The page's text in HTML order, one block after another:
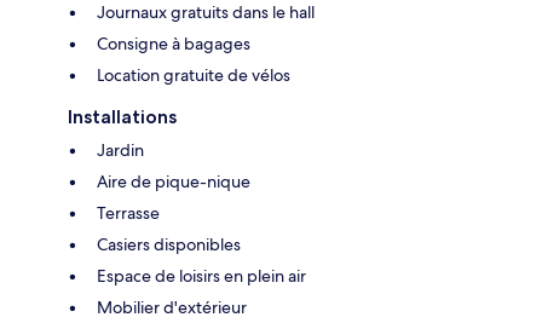
Journaux gratuits dans le hall
Consigne à bagages
Location gratuite de vélos
Installations
Jardin
Aire de pique-nique
Terrasse
Casiers disponibles
Espace de loisirs en plein air
Mobilier d'extérieur